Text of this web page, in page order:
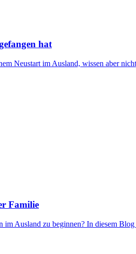
hat
Neustart im Ausland, wissen aber
Familie
Ausland zu beginnen? In diesem